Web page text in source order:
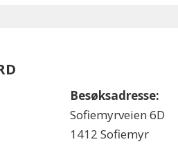
Besøksadresse:
Sofiemyrveien 6D
1412 Sofiemyr